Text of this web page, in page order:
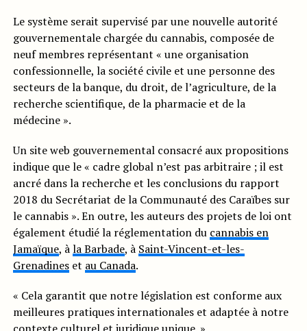
Le système serait supervisé par une nouvelle autorité
gouvernementale chargée du cannabis, composée de
neuf membres représentant « une organisation
confessionnelle, la société civile et une personne des
secteurs de la banque, du droit, de l’agriculture, de la
recherche scientifique, de la pharmacie et de la
médecine ».
Un site web gouvernemental consacré aux propositions
indique que le « cadre global n’est pas arbitraire ; il est
ancré dans la recherche et les conclusions du rapport
2018 du Secrétariat de la Communauté des Caraïbes sur
le cannabis ». En outre, les auteurs des projets de loi ont
également étudié la réglementation du cannabis en
Jamaïque, àla Barbade, à Saint-Vincent-et-les-
Grenadineset au Canada.
« Cela garantit que notre législation est conforme aux
meilleures pratiques internationales et adaptée à notre